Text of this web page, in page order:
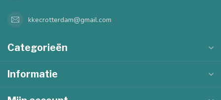
kkecrotterdam@gmail.com
Categorieën
Informatie